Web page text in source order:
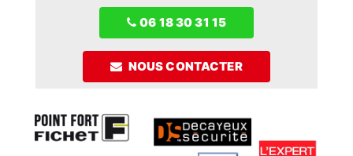
06 18 30 31 15
NOUS CONTACTER